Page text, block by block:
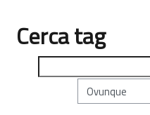
Cerca tag